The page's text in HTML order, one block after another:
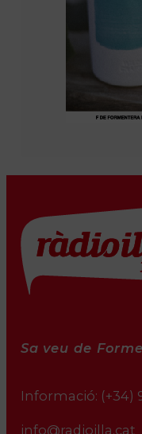
Sa veu de
Informació: (+34)
info@radioilla.cat